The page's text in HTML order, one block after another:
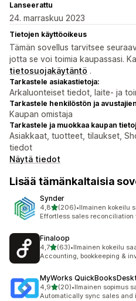
Lanseerattu
24. marraskuu 2023
Tietojen käyttöoikeus
Tämän sovellus tarvitsee
jotta se voi toimia kaupassasi.
tietosuojakäytäntö .
Tarkastele asiakastietoja:
Arkaluonteiset tiedot, laite- ja
Tarkastele henkilöstön ja
Kaupan omistaja
Tarkastele ja muokkaa kaupan
Asiakkaat, tuotteet, tilaukset,
tiedot
Näytä tiedot
Lisää tämänkaltaisia
Synder
4,8/ 5 tähteä
(206)
206 arvostelua yhteensä
•Ilmainen kokeilu
Effortless sales reconciliation
Finaloop
4,7/ 5 tähteä
(63)
63 arvostelua yhteensä
•Ilmainen kokeilu
Accounting, bookkeeping &
MyWorks
4,9/ 5 tähteä
(20)
20 arvostelua yhteensä
•Ilmainen sopimus
Automatically sync sales and